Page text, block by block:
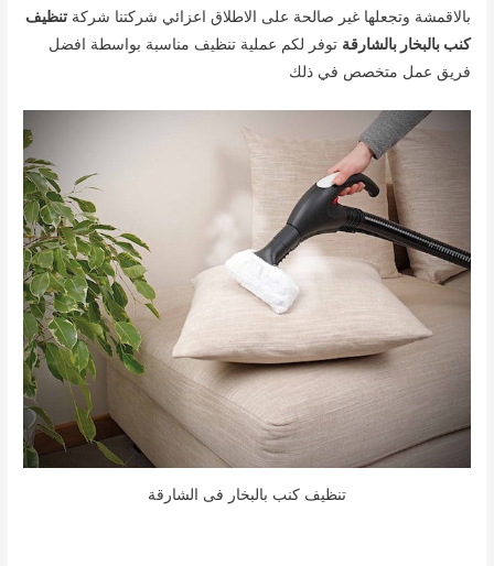
بالاقمشة وتجعلها غير صالحة على الاطلاق اعزائي شركتنا شركةتنظيف
كنب بالبخار بالشارقة توفر لكم عملية تنظيف مناسبة بواسطة افضل
فريق عمل متخصص في ذلك
تنظيف كنب بالبخار فى الشارقة